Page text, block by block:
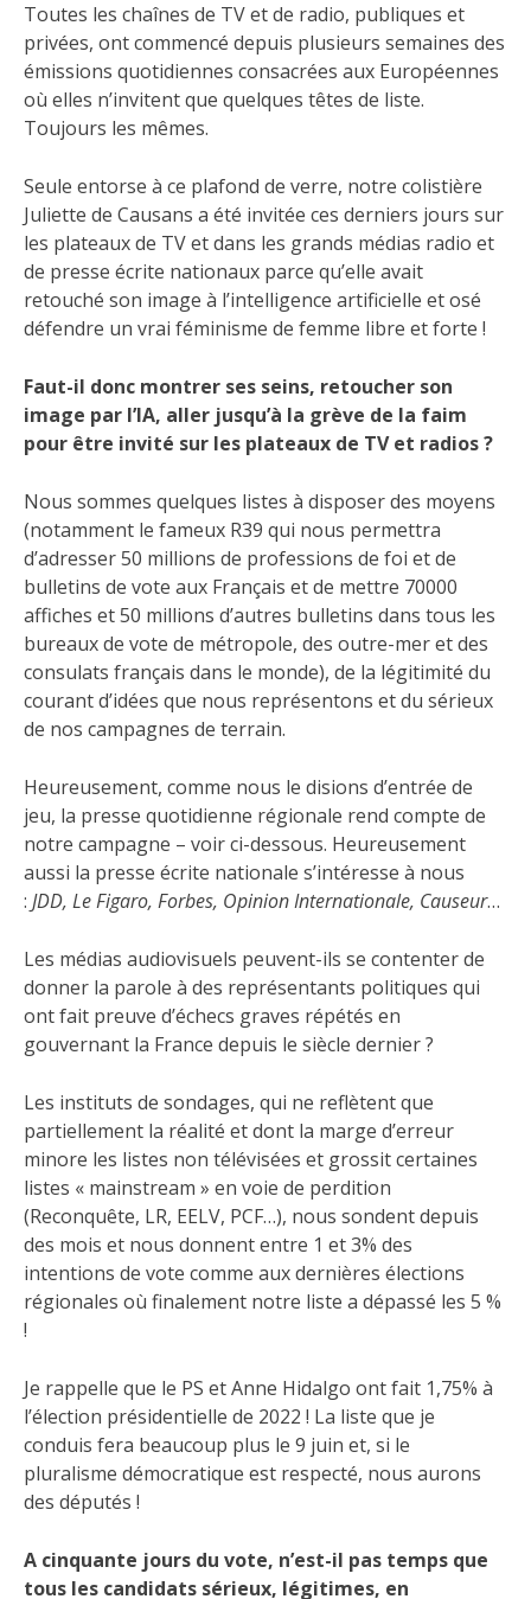
Toutes les chaînes de TV et de radio, publiques et
privées, ont commencé depuis plusieurs semaines des
émissions quotidiennes consacrées aux Européennes
où elles n’invitent que quelques têtes de liste.
Toujours les mêmes.
Seule entorse à ce plafond de verre, notre colistière
Juliette de Causans a été invitée ces derniers jours sur
les plateaux de TV et dans les grands médias radio et
de presse écrite nationaux parce qu’elle avait
retouché son image à l’intelligence artificielle et osé
défendre un vrai féminisme de femme libre et forte !
Faut-il donc montrer ses seins, retoucher son
image par l’IA, aller jusqu’à la grève de la faim
pour être invité sur les plateaux de TV et radios ?
Nous sommes quelques listes à disposer des moyens
(notamment le fameux R39 qui nous permettra
d’adresser 50 millions de professions de foi et de
bulletins de vote aux Français et de mettre 70000
affiches et 50 millions d’autres bulletins dans tous les
bureaux de vote de métropole, des outre-mer et des
consulats français dans le monde), de la légitimité du
courant d’idées que nous représentons et du sérieux
de nos campagnes de terrain.
Heureusement, comme nous le disions d’entrée de
jeu, la presse quotidienne régionale rend compte de
notre campagne – voir ci-dessous. Heureusement
aussi la presse écrite nationale s’intéresse à nous
: JDD, Le Figaro, Forbes, Opinion Internationale, Causeur…
Les médias audiovisuels peuvent-ils se contenter de
donner la parole à des représentants politiques qui
ont fait preuve d’échecs graves répétés en
gouvernant la France depuis le siècle dernier ?
Les instituts de sondages, qui ne reflètent que
partiellement la réalité et dont la marge d’erreur
minore les listes non télévisées et grossit certaines
listes « mainstream » en voie de perdition
(Reconquête, LR, EELV, PCF…), nous sondent depuis
des mois et nous donnent entre 1 et 3% des
intentions de vote comme aux dernières élections
régionales où finalement notre liste a dépassé les 5 %
!
Je rappelle que le PS et Anne Hidalgo ont fait 1,75% à
l’élection présidentielle de 2022 ! La liste que je
conduis fera beaucoup plus le 9 juin et, si le
pluralisme démocratique est respecté, nous aurons
des députés !
A cinquante jours du vote, n’est-il pas temps que
tous les candidats sérieux, légitimes, en